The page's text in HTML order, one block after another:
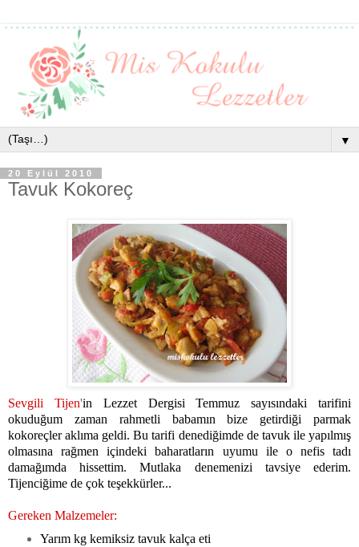
▼
20 Eylül 2010
Tavuk Kokoreç
Sevgili Tijen'in Lezzet Dergisi Temmuz sayısındaki tarifini
okuduğum zaman rahmetli babamın bize getirdiği parmak
kokoreçler aklıma geldi. Bu tarifi denediğimde de tavuk ile yapılmış
olmasına rağmen içindeki baharatların uyumu ile o nefis tadı
damağımda hissettim. Mutlaka denemenizi tavsiye ederim.
Tijenciğime de çok teşekkürler...
Gereken Malzemeler:
Yarım kg kemiksiz tavuk kalça eti